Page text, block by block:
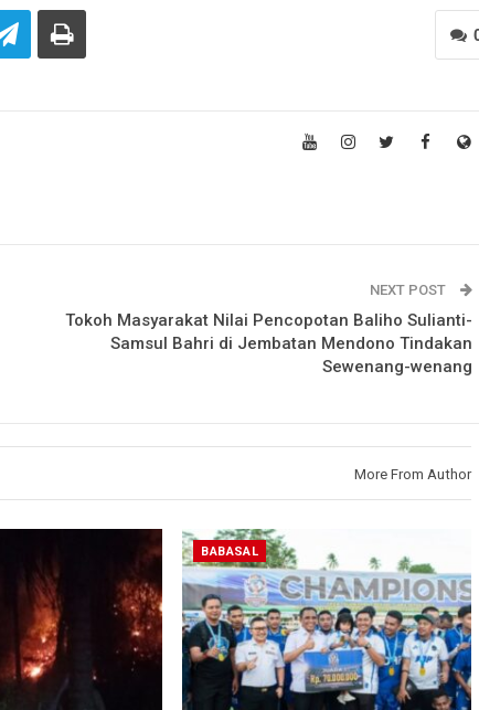
NEXT POST
Tokoh Masyarakat Nilai Pencopotan Baliho Sulianti-
Samsul Bahri di Jembatan Mendono Tindakan
Sewenang-wenang
More From Author
BABASAL